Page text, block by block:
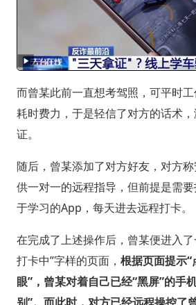
而曾某此前一直想考驾照，可平时
耗时费力，于是轻信了对方的话术
证。
随后，曾某添加了对方好友，对方称
供一对一的远程指导，但前提是需
于学习的App，每天进去远程打卡。
在完成了上述操作后，曾某便进入
打卡中”字样的页面， 根据页面提示
眼”，曾某对着自己已经“黑屏”的手